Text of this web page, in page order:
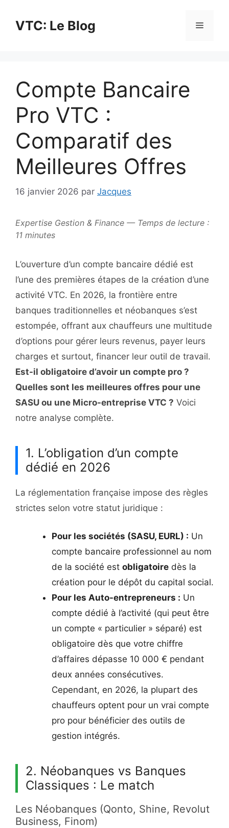
contenuVTC: Le Blog Menu
Compte Bancaire
Pro VTC :
Comparatif des
Meilleures Offres
16 janvier 2026 par Jacques
Expertise Gestion & Finance — Temps de lecture :
11 minutes
L’ouverture d’un compte bancaire dédié est
l’une des premières étapes de la création d’une
activité VTC. En 2026, la frontière entre
banques traditionnelles et néobanques s’est
estompée, offrant aux chauffeurs une multitude
d’options pour gérer leurs revenus, payer leurs
charges et surtout, financer leur outil de travail.
Est-il obligatoire d’avoir un compte pro ?
Quelles sont les meilleures offres pour une
SASU ou une Micro-entreprise VTC ? Voici
notre analyse complète.
1. L’obligation d’un compte
dédié en 2026
La réglementation française impose des règles
strictes selon votre statut juridique :
Pour les sociétés (SASU, EURL) : Un
compte bancaire professionnel au nom
de la société est obligatoire dès la
création pour le dépôt du capital social.
Pour les Auto-entrepreneurs : Un
compte dédié à l’activité (qui peut être
un compte « particulier » séparé) est
obligatoire dès que votre chiffre
d’affaires dépasse 10 000 € pendant
deux années consécutives.
Cependant, en 2026, la plupart des
chauffeurs optent pour un vrai compte
pro pour bénéficier des outils de
gestion intégrés.
2. Néobanques vs Banques
Classiques : Le match
Les Néobanques (Qonto, Shine, Revolut
Business, Finom)